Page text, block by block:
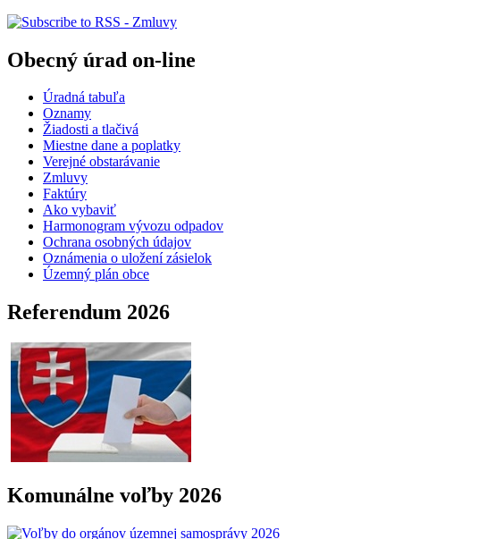
Obecný úrad on-line
Úradná tabuľa
Oznamy
Žiadosti a tlačivá
Miestne dane a poplatky
Verejné obstarávanie
Zmluvy
Faktúry
Ako vybaviť
Harmonogram vývozu odpadov
Ochrana osobných údajov
Oznámenia o uložení zásielok
Územný plán obce
Referendum 2026
Komunálne voľby 2026